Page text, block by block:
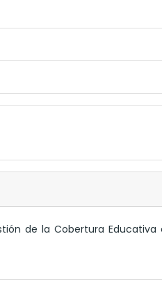
de la Cobertura Educativa